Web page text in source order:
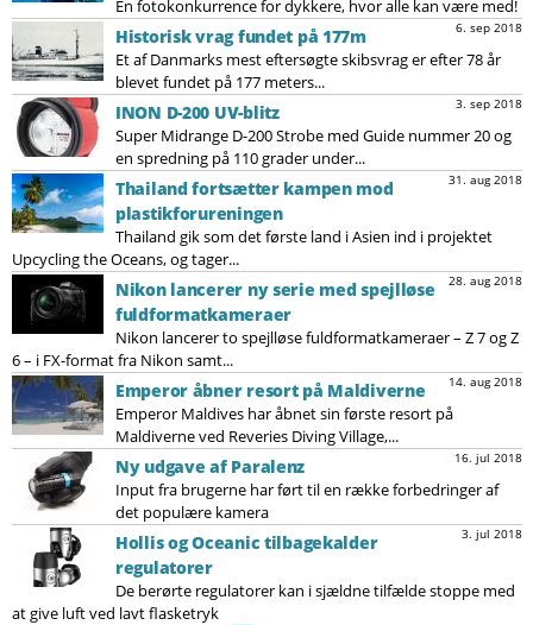
En fotokonkurrence for dykkere, hvor alle kan være med!
6. sep 2018
Historisk vrag fundet på 177m
Et af Danmarks mest eftersøgte skibsvrag er efter 78 år
blevet fundet på 177 meters...
3. sep 2018
INON D-200 UV-blitz
Super Midrange D-200 Strobe med Guide nummer 20 og
en spredning på 110 grader under...
31. aug 2018
Thailand fortsætter kampen mod
plastikforureningen
Thailand gik som det første land i Asien ind i projektet
Upcycling the Oceans, og tager...
28. aug 2018
Nikon lancerer ny serie med spejlløse
fuldformatkameraer
Nikon lancerer to spejlløse fuldformatkameraer – Z 7 og Z
6 – i FX-format fra Nikon samt...
14. aug 2018
Emperor åbner resort på Maldiverne
Emperor Maldives har åbnet sin første resort på
Maldiverne ved Reveries Diving Village,...
16. jul 2018
Ny udgave af Paralenz
Input fra brugerne har ført til en række forbedringer af
det populære kamera
3. jul 2018
Hollis og Oceanic tilbagekalder
regulatorer
De berørte regulatorer kan i sjældne tilfælde stoppe med
at give luft ved lavt flasketryk